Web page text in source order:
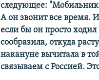
следующее: "Мобильник
А он звонит все время.
если бы он просто
сообразила, откуда
накануне вычитала в
связываем с Россией.